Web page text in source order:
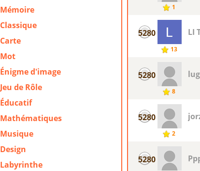
Mémoire
Classique
Carte
Mot
Énigme d'image
Jeu de Rôle
Éducatif
Mathématiques
Musique
Design
Labyrinthe
1
5280
13
LI
5280
8
5280
2
5280